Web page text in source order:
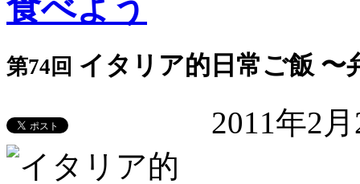
第74回 イタリア的日常ご飯 〜
2011年2